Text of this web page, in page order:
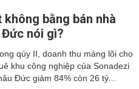
bằng bán nhà
nói gì?
qúy II, doanh thu mảng lõi cho
khu công nghiệp của Sonadezi
Đức giảm 84% còn 26 tỷ...